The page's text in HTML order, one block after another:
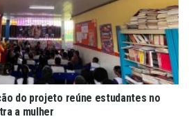
do projeto reúne estudantes no
a mulher